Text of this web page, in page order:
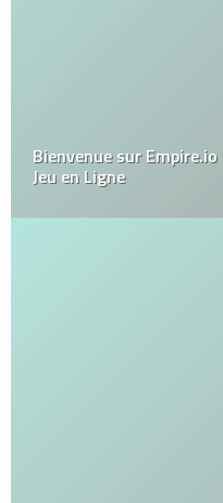
Bienvenue sur
Jeu en Ligne